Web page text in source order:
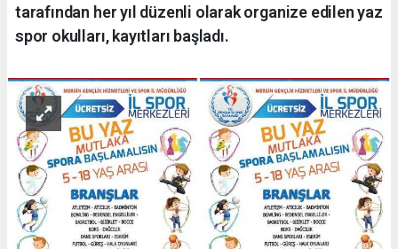
tarafından her yıl düzenli olarak organize edilen yaz
spor okulları, kayıtları başladı.